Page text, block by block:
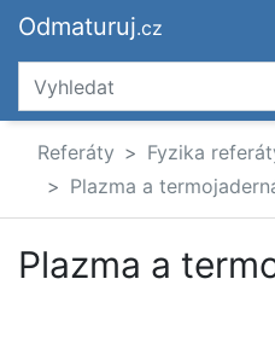
Odmaturuj.cz
Referáty
Fyzika
Plazma a
Plazma a